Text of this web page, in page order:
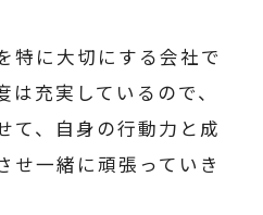
特に大切にする会社で
充実しているので、
て、自身の行動力と成
せ一緒に頑張っていき